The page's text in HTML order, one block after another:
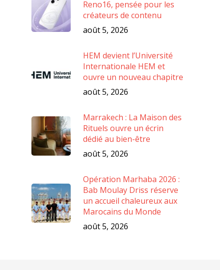
Reno16, pensée pour les
créateurs de contenu
août 5, 2026
HEM devient l’Université
Internationale HEM et
ouvre un nouveau chapitre
août 5, 2026
Marrakech : La Maison des
Rituels ouvre un écrin
dédié au bien-être
août 5, 2026
Opération Marhaba 2026 :
Bab Moulay Driss réserve
un accueil chaleureux aux
Marocains du Monde
août 5, 2026